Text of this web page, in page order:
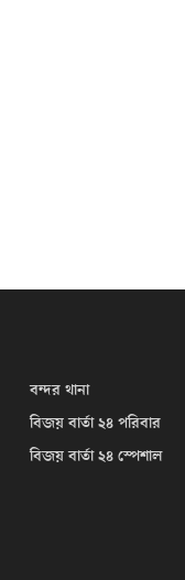
বন্দর থানা
বিজয় বার্তা ২৪ পরিবার
বিজয় বার্তা ২৪ স্পেশাল